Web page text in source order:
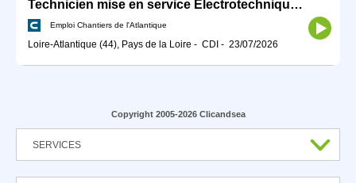
Technicien mise en service Electrotechnique H/F
Emploi Chantiers de l'Atlantique
Loire-Atlantique (44), Pays de la Loire - CDI - 23/07/2026
Copyright 2005-2026 Clicandsea
SERVICES